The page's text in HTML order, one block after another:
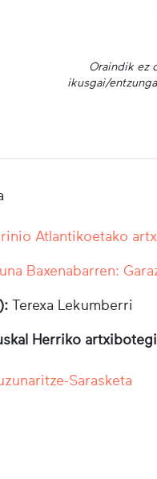
Oraindik ez
ikusgai/
Atlantikoetako
Baxenabarren:
Terexa Lekumberri
Herriko
Sarasketa